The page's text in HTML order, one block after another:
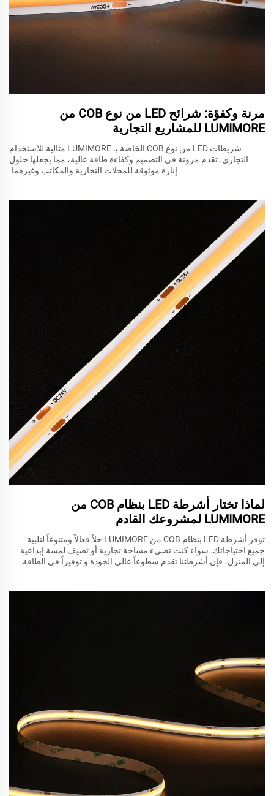
مرنة وكفؤة: شرائح LED من نوع COB من
LUMIMORE للمشاريع التجارية
شريطات LED من نوع COB الخاصة بـ LUMIMORE مثالية للاستخدام
التجاري. تقدم مرونة في التصميم وكفاءة طاقة عالية، مما يجعلها حلول
إنارة موثوقة للمحلات التجارية والمكاتب وغيرهما.
لماذا تختار أشرطة LED بنظام COB من
LUMIMORE لمشروعك القادم
توفر أشرطة LED بنظام COB من LUMIMORE حلاً فعالاً ومتنوعاً لتلبية
جميع احتياجاتك. سواء كنت تضيء مساحة تجارية أو تضيف لمسة إبداعية
إلى المنزل، فإن أشرطتنا تقدم سطوعاً عالي الجودة و توفيراً في الطاقة.